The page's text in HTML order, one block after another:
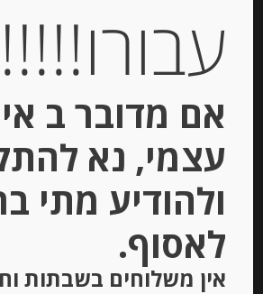
יחידות
Out of
Stock
אם מדובר ב
עצמי, נא
ולהודיע מתי
לאסוף.
אין משלוחים בשבתות